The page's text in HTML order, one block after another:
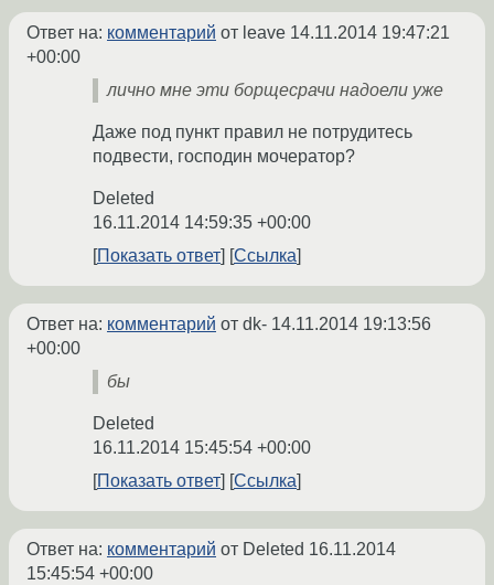
Ответ на: комментарий от leave 14.11.2014 19:47:21
+00:00
лично мне эти борщесрачи надоели уже
Даже под пункт правил не потрудитесь
подвести, господин мочератор?
Deleted
16.11.2014 14:59:35 +00:00
Показать ответ
Ссылка
Ответ на: комментарий от dk- 14.11.2014 19:13:56
+00:00
бы
Deleted
16.11.2014 15:45:54 +00:00
Показать ответ
Ссылка
Ответ на: комментарий от Deleted 16.11.2014
15:45:54 +00:00